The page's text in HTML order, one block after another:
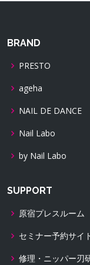
BRAND
PRESTO
ageha
NAIL DE DANCE
Nail Labo
by Nail Labo
SUPPORT
原宿プレスルーム
セミナー予約サイ
修理・ニッパー刃